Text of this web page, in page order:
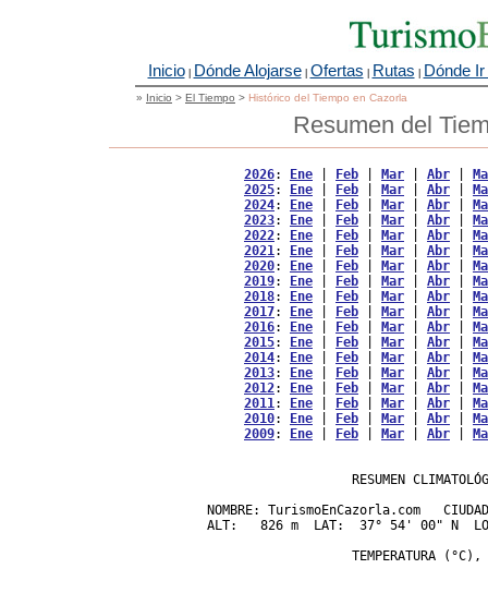
Inicio| Dónde Alojarse| Ofertas | Rutas | Dónde
» Inicio > El Tiempo > Histórico del Tiempo en Cazorla
Resumen del
2026: Ene Feb Mar Abr
2025: Ene Feb Mar Abr
2024: Ene Feb Mar Abr
2023: Ene Feb Mar Abr
2022: Ene Feb Mar Abr
2021: Ene Feb Mar Abr
2020: Ene Feb Mar Abr
2019: Ene Feb Mar Abr
2018: Ene Feb Mar Abr
2017: Ene Feb Mar Abr
2016: Ene Feb Mar Abr
2015: Ene Feb Mar Abr
2014: Ene Feb Mar Abr
2013: Ene Feb Mar Abr
2012: Ene Feb Mar Abr
2011: Ene Feb Mar Abr
2010: Ene Feb Mar Abr
2009: Ene Feb Mar Abr
RESUMEN
NOMBRE: TurismoEnCazorla.com
ALT:   826 m  LAT:  37° 54' 00" N
TEMPERATURA